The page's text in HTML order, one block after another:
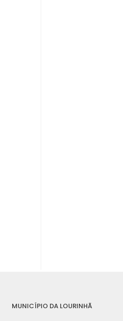
MUNICÍPIO DA LOURINHÃ